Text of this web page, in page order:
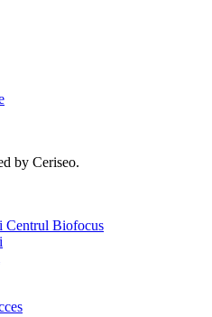
by Ceriseo.
Centrul Biofocus